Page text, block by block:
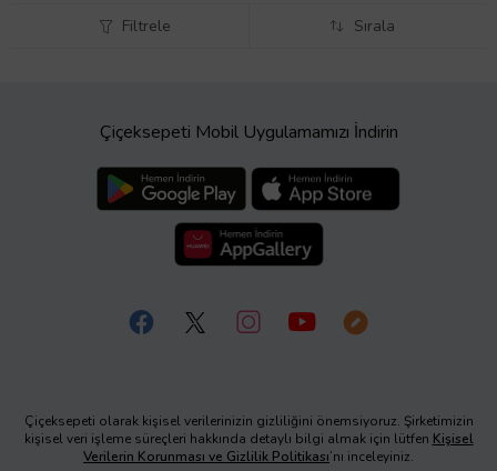
Filtrele Sırala
Çiçeksepeti Mobil Uygulamamızı İndirin
Çiçeksepeti olarak kişisel verilerinizin gizliliğini önemsiyoruz. Şirketimizin
kişisel veri işleme süreçleri hakkında detaylı bilgi almak için lütfen Kişisel
Verilerin Korunması ve Gizlilik Politikası’nı inceleyiniz.